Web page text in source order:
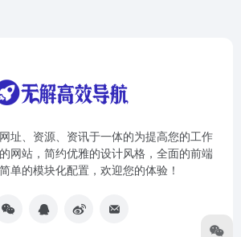
址、资源、资讯于一体的为提高您的工作
网站，简约优雅的设计风格，全面的前端
单的模块化配置，欢迎您的体验！